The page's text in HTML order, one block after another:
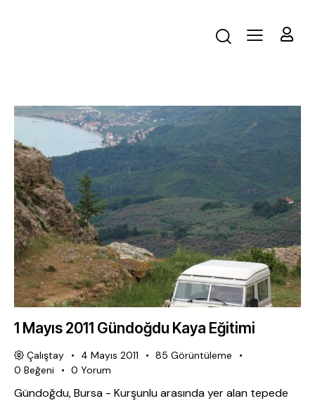
1 Mayıs 2011 Gündoğdu Kaya Eğitimi
Çalıştay 4 Mayıs 2011 85 Görüntüleme
0 Beğeni 0 Yorum
Gündoğdu, Bursa - Kurşunlu arasında yer alan tepede